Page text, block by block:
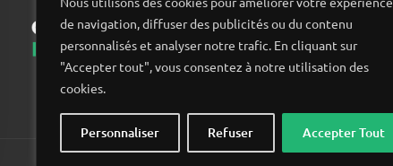
de navigation, diffuser des publicités ou du contenu
personnalisés et analyser notre trafic. En cliquant sur
"Accepter tout", vous consentez à notre utilisation des
cookies.
Personnaliser Refuser Accepter Tout